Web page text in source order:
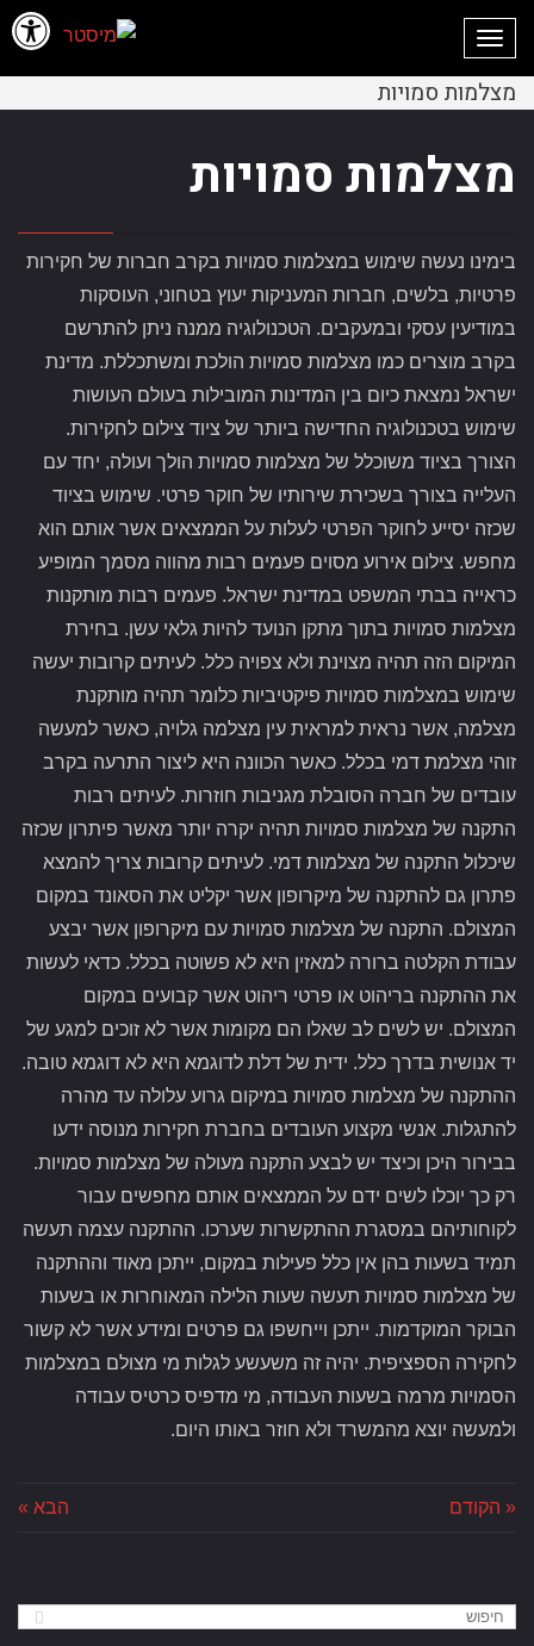
פתח
לתוכן
תפריט
מצלמות סמויות
מצלמות סמויות
בימינו נעשה שימוש במצלמות סמויות בקרב חברות של חקירות
פרטיות, בלשים, חברות המעניקות יעוץ בטחוני, העוסקות
במודיעין עסקי ובמעקבים. הטכנולוגיה ממנה ניתן להתרשם
בקרב מוצרים כמו מצלמות סמויות הולכת ומשתכללת. מדינת
ישראל נמצאת כיום בין המדינות המובילות בעולם העושות
שימוש בטכנולוגיה החדישה ביותר של ציוד צילום לחקירות.
הצורך בציוד משוכלל של מצלמות סמויות הולך ועולה, יחד עם
העלייה בצורך בשכירת שירותיו של חוקר פרטי. שימוש בציוד
שכזה יסייע לחוקר הפרטי לעלות על הממצאים אשר אותם הוא
מחפש. צילום אירוע מסוים פעמים רבות מהווה מסמך המופיע
כראייה בבתי המשפט במדינת ישראל. פעמים רבות מותקנות
מצלמות סמויות בתוך מתקן הנועד להיות גלאי עשן. בחירת
המיקום הזה תהיה מצוינת ולא צפויה כלל. לעיתים קרובות יעשה
שימוש במצלמות סמויות פיקטיביות כלומר תהיה מותקנת
מצלמה, אשר נראית למראית עין מצלמה גלויה, כאשר למעשה
זוהי מצלמת דמי בכלל. כאשר הכוונה היא ליצור התרעה בקרב
עובדים של חברה הסובלת מגניבות חוזרות. לעיתים רבות
התקנה של מצלמות סמויות תהיה יקרה יותר מאשר פיתרון שכזה
שיכלול התקנה של מצלמות דמי. לעיתים קרובות צריך להמצא
פתרון גם להתקנה של מיקרופון אשר יקליט את הסאונד במקום
המצולם. התקנה של מצלמות סמויות עם מיקרופון אשר יבצע
עבודת הקלטה ברורה למאזין היא לא פשוטה בכלל. כדאי לעשות
את ההתקנה בריהוט או פרטי ריהוט אשר קבועים במקום
המצולם. יש לשים לב שאלו הם מקומות אשר לא זוכים למגע של
יד אנושית בדרך כלל. ידית של דלת לדוגמא היא לא דוגמא טובה.
ההתקנה של מצלמות סמויות במיקום גרוע עלולה עד מהרה
להתגלות. אנשי מקצוע העובדים בחברת חקירות מנוסה ידעו
בבירור היכן וכיצד יש לבצע התקנה מעולה של מצלמות סמויות.
רק כך יוכלו לשים ידם על הממצאים אותם מחפשים עבור
לקוחותיהם במסגרת ההתקשרות שערכו. ההתקנה עצמה תעשה
תמיד בשעות בהן אין כלל פעילות במקום, ייתכן מאוד וההתקנה
של מצלמות סמויות תעשה שעות הלילה המאוחרות או בשעות
הבוקר המוקדמות. ייתכן וייחשפו גם פרטים ומידע אשר לא קשור
לחקירה הספציפית. יהיה זה משעשע לגלות מי מצולם במצלמות
הסמויות מרמה בשעות העבודה, מי מדפיס כרטיס עבודה
ולמעשה יוצא מהמשרד ולא חוזר באותו היום.
« הקודם הבא »